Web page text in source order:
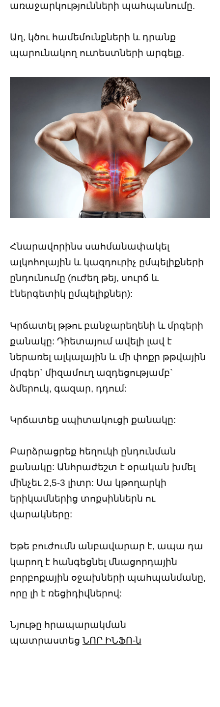
առաջարկությունների պահպանումը.
Աղ, կծու համեմունքների և դրանք
պարունակող ուտեստների արգելք.
Հնարավորինս սահմանափակել
ալկոհոլային և կազդուրիչ ըմպելիքների
ընդունումը (ուժեղ թեյ, սուրճ և
էներգետիկ ըմպելիքներ):
Կրճատել թթու բանջարեղենի և մրգերի
քանակը: Դիետայում ավելի լավ է
ներառել ալկալային և մի փոքր թթվային
մրգեր` միզամուղ ազդեցությամբ`
ձմերուկ, գազար, դդում:
Կրճատեք սպիտակուցի քանակը:
Բարձրացրեք հեղուկի ընդունման
քանակը: Անհրաժեշտ է օրական խմել
մինչեւ 2,5-3 լիտր: Սա կթողարկի
երիկամներից տոքսիններն ու
վարակները:
Եթե ​​բուժումն անբավարար է, ապա դա
կարող է հանգեցնել մնացորդային
բորբոքային օջախների պահպանմանը,
որը լի է ռեցիդիվներով:
Նյութը հրապարակման
պատրաստեց ՆՈՐ ԻՆՖՈ-ն